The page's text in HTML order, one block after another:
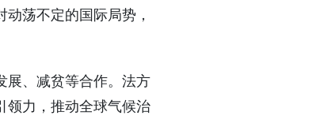
荡不定的国际局势，
展、减贫等合作。法方
领力，推动全球气候治